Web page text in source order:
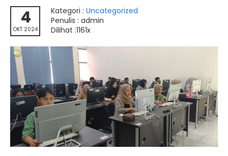
4
OKT 2024
Kategori : Uncategorized
Penulis : admin
Dilihat :1161x